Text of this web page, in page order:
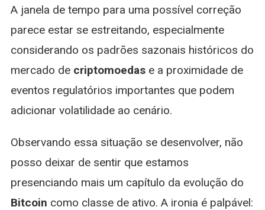
A janela de tempo para uma possível correção
parece estar se estreitando, especialmente
considerando os padrões sazonais históricos do
mercado de criptomoedase a proximidade de
eventos regulatórios importantes que podem
adicionar volatilidade ao cenário.
Observando essa situação se desenvolver, não
posso deixar de sentir que estamos
presenciando mais um capítulo da evolução do
Bitcoin como classe de ativo. A ironia é palpável: